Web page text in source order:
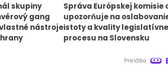
skupiny
gang
nástroje
Správa Európskej komisie
upozorňuje na
istoty a kvality
procesu na Slovensku